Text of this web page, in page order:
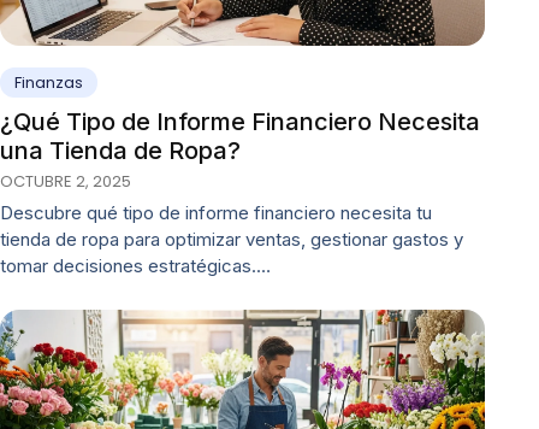
Finanzas
¿Qué Tipo de Informe Financiero Necesita
una Tienda de Ropa?
OCTUBRE 2, 2025
Descubre qué tipo de informe financiero necesita tu
tienda de ropa para optimizar ventas, gestionar gastos y
tomar decisiones estratégicas.…